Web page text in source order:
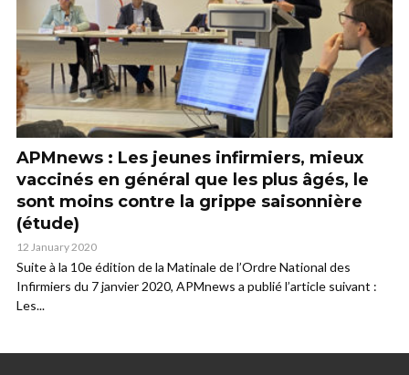
APMnews : Les jeunes infirmiers, mieux
vaccinés en général que les plus âgés, le
sont moins contre la grippe saisonnière
(étude)
12 January 2020
Suite à la 10e édition de la Matinale de l’Ordre National des
Infirmiers du 7 janvier 2020, APMnews a publié l’article suivant :
Les...